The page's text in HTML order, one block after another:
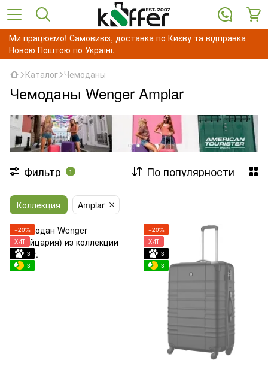
Ми працюємо! Самовивіз, доставка по Києву та відправка
Новою Поштою по Україні.
Каталог Чемоданы
Чемоданы Wenger Amplar
Фильтр 1 По популярности
Коллекция Amplar
−20%
ХИТ
3
3
−20%
ХИТ
3
3